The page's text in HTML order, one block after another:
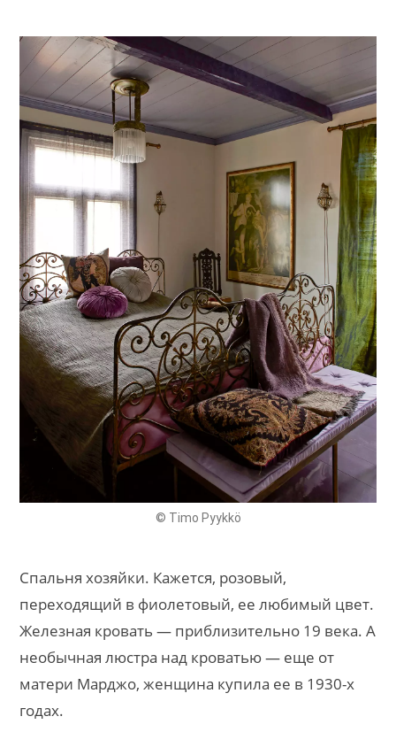
© Timo Pyykkö
Спальня хозяйки. Кажется, розовый,
переходящий в фиолетовый, ее любимый цвет.
Железная кровать — приблизительно 19 века. А
необычная люстра над кроватью — еще от
матери Марджо, женщина купила ее в 1930-х
годах.